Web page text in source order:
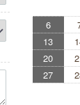
6
13
20
27